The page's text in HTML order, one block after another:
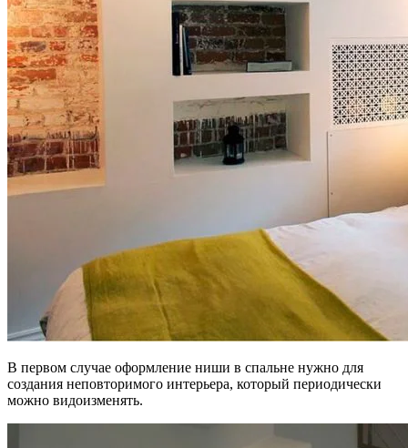
В первом случае оформление ниши в спальне нужно для
создания неповторимого интерьера, который периодически
можно видоизменять.